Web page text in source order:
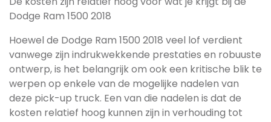
Dodge Ram 1500 2018
Hoewel de Dodge Ram 1500 2018 veel lof verdient
vanwege zijn indrukwekkende prestaties en robuuste
ontwerp, is het belangrijk om ook een kritische blik te
werpen op enkele van de mogelijke nadelen van
deze pick-up truck. Een van die nadelen is dat de
kosten relatief hoog kunnen zijn in verhouding tot